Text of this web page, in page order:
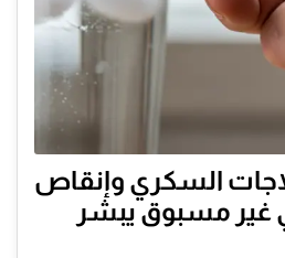
السكري وإنقاص
غير مسبوق يبشر